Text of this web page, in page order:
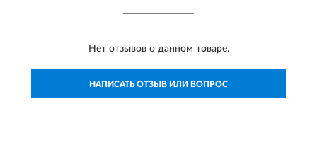
Нет отзывов о данном товаре.
НАПИСАТЬ ОТЗЫВ ИЛИ ВОПРОС